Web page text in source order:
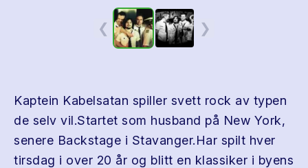
❮ ❯
Kaptein Kabelsatan spiller svett rock av typen
de selv vil.Startet som husband på New York,
senere Backstage i Stavanger.Har spilt hver
tirsdag i over 20 år og blitt en klassiker i byens